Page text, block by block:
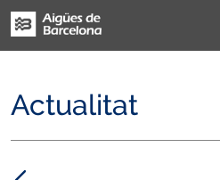
Actualitat